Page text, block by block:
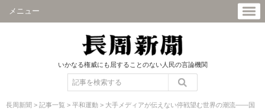
メニュー
いかなる権威にも屈することのない人民の言論機関
長周新聞 > 記事一覧 > 平和運動 > 大手メディアが伝えない停戦望む世界の潮流――国